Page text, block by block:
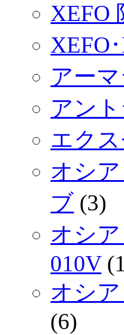
XEFO
XEFO
アー
アン
エク
オシ
ブ (3)
オシ
010V
オシ
(6)